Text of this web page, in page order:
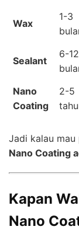
Wax
1-3
Sealant
6-12
Nano
Coating
2-5
Jadi kalau mau
Nano Coating
Kapan
Nano